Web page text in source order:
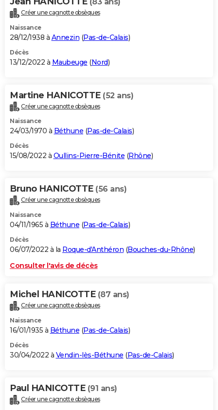
Créer une cagnotte obsèques
Naissance
28/12/1938 à Annezin (Pas-de-Calais)
Décès
13/12/2022 à Maubeuge (Nord)
Martine HANICOTTE (52 ans)
Créer une cagnotte obsèques
Naissance
24/03/1970 à Béthune (Pas-de-Calais)
Décès
15/08/2022 à Oullins-Pierre-Bénite (Rhône)
Bruno HANICOTTE (56 ans)
Créer une cagnotte obsèques
Naissance
04/11/1965 à Béthune (Pas-de-Calais)
Décès
06/07/2022 à la Roque-d'Anthéron (Bouches-du-Rhône)
Consulter l'avis de décès
Michel HANICOTTE (87 ans)
Créer une cagnotte obsèques
Naissance
16/01/1935 à Béthune (Pas-de-Calais)
Décès
30/04/2022 à Vendin-lès-Béthune (Pas-de-Calais)
Paul HANICOTTE (91 ans)
Créer une cagnotte obsèques